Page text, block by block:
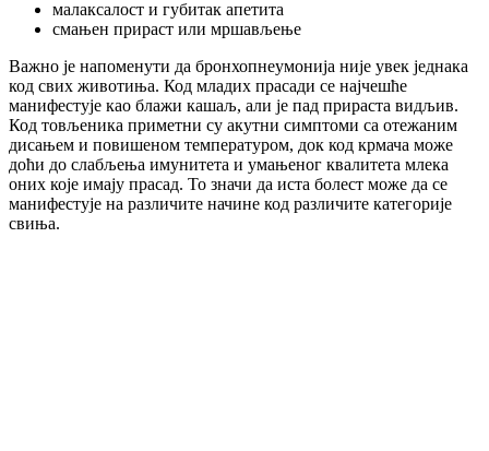
малаксалост и губитак апетита
смањен прираст или мршављење
Важно је напоменути да бронхопнеумонија није увек једнака
код свих животиња. Код младих прасади се најчешће
манифестује као блажи кашаљ, али је пад прираста видљив.
Код товљеника приметни су акутни симптоми са отежаним
дисањем и повишеном температуром, док код крмача може
доћи до слабљења имунитета и умањеног квалитета млека
оних које имају прасад. То значи да иста болест може да се
манифестује на различите начине код различите категорије
свиња.